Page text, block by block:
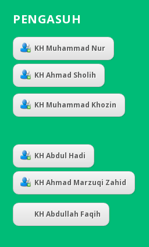
PENGASUH
KH Muhammad Nur
KH Ahmad Sholih
KH Muhammad Khozin
KH Abdul Hadi
KH Ahmad Marzuqi Zahid
KH Abdullah Faqih